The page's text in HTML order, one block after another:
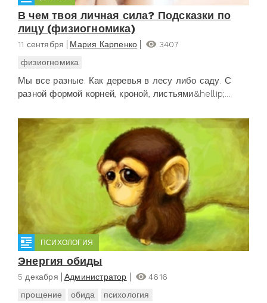
В чем твоя личная сила? Подсказки по
лицу (физиогномика)
11 сентября Мария Карпенко
3407
физиогномика
Мы все разные. Как деревья в лесу либо саду. С
разной формой корней, кроной, листьями&hellip;...
ПСИХОЛОГИЯ
Энергия обиды
5 декабря Администратор
4616
прощение
обида психология